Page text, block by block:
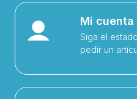
Mi cuenta
Siga el
pedir un